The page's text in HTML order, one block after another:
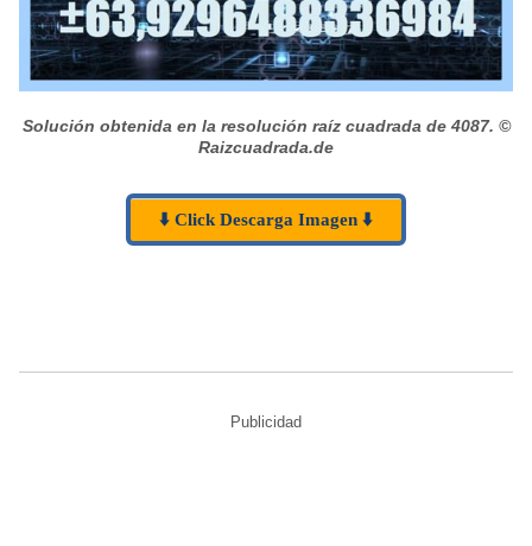
Solución obtenida en la resolución raíz cuadrada de 4087. ©
Raizcuadrada.de
⬇️ Click Descarga Imagen ⬇️
Publicidad